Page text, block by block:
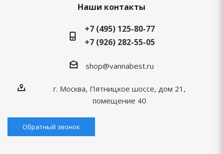
Наши контакты
+7 (495) 125-80-77
+7 (926) 282-55-05
shop@vannabest.ru
г. Москва, Пятницкое шоссе, дом 21,
помещение 40
Обратный звонок